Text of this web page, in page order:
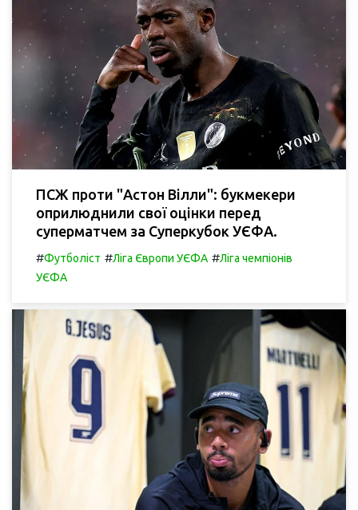
ПСЖ проти "Астон Вілли": букмекери
оприлюднили свої оцінки перед
суперматчем за Суперкубок УЄФА.
#Футболіст #Ліга Європи УЄФА #Ліга чемпіонів
УЄФА